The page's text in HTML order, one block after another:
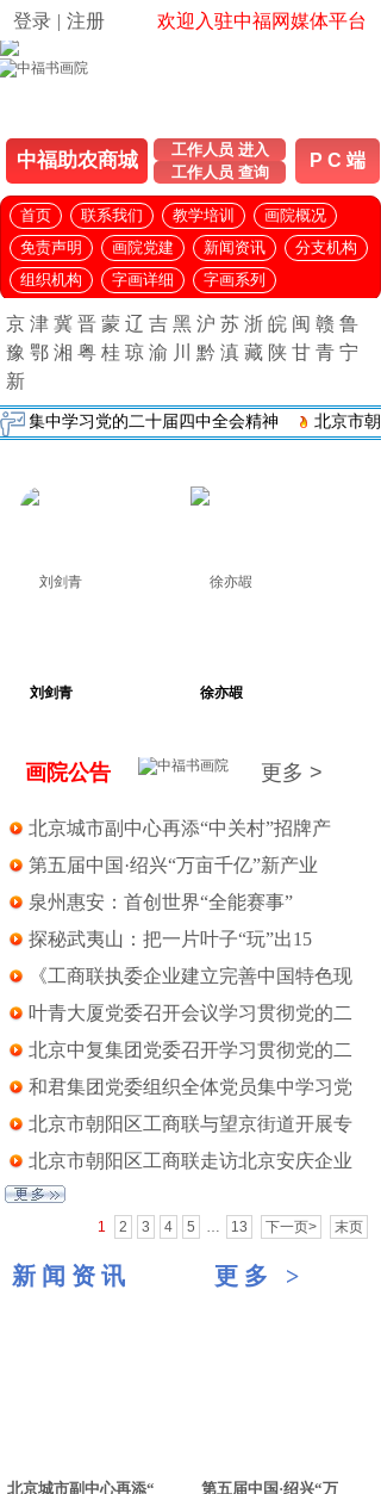
欢迎入驻中福网媒体平台
登录 | 注册
中福助农商城 工作人员 进入
P C 端
工作人员 查询
首页 联系我们 教学培训
画院概况
免责声明
画院党建 新闻资讯
分支机构
组织机构
字画详细 字画系列
京 津 冀 晋 蒙 辽 吉 黑 沪 苏 浙 皖 闽 赣 鲁
豫 鄂 湘 粤 桂 琼 渝 川 黔 滇 藏 陕 甘 青 宁
新
学习党的二十届四中全会精神 北京市朝阳区
画院公告 更多 >
北京城市副中心再添“中关村”招牌产
第五届中国·绍兴“万亩千亿”新产业
泉州惠安：首创世界“全能赛事”
探秘武夷山：把一片叶子“玩”出15
《工商联执委企业建立完善中国特色现
叶青大厦党委召开会议学习贯彻党的二
北京中复集团党委召开学习贯彻党的二
和君集团党委组织全体党员集中学习党
北京市朝阳区工商联与望京街道开展专
北京市朝阳区工商联走访北京安庆企业
1 2 3 4 5 … 13 下一页> 末页
新闻资讯 更多 >
北京城市副中心再添“ 第五届中国·绍兴“万